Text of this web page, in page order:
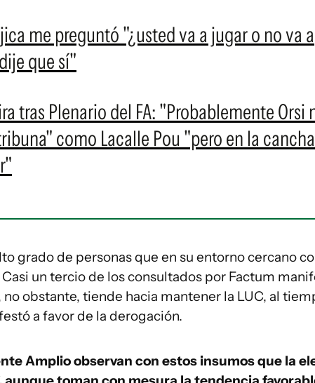
me preguntó "¿usted va a jugar o no va a
que sí"
tras Plenario del FA: "Probablemente Orsi
como Lacalle Pou "pero en la cancha
grado de personas que en su entorno cercano
un tercio de los consultados por Factum
no obstante, tiende hacia mantener la LUC, al
a favor de la derogación.
Amplio observan con estos insumos que la